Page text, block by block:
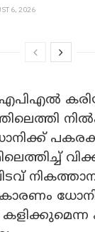
6, 2026
കാരണം